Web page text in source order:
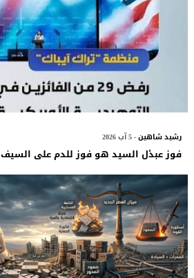
رشيد شاهين- 5 آب 2026
فوز عبدٔل السيد هو فوز للدم على السيف